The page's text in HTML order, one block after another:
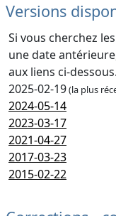
Versions
Si vous cherchez
une date
aux liens ci-dessous.
2025-02-19(la plus
2024-05-14
2023-03-17
2021-04-27
2017-03-23
2015-02-22